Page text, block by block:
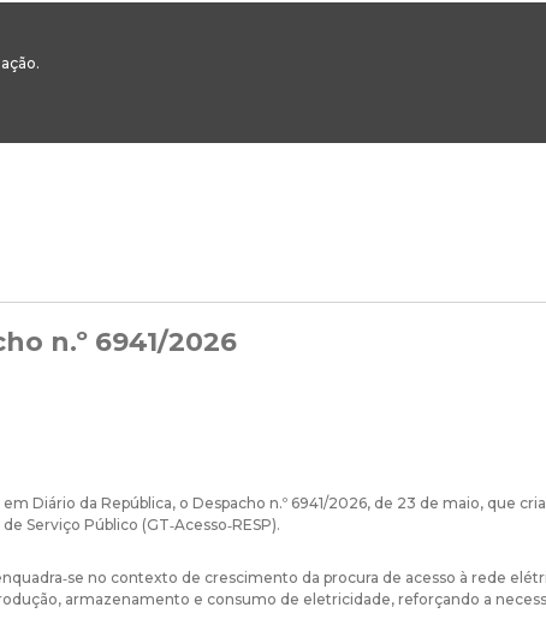
n.º 6941/2026
em Diário da República, o Despacho n.º 6941/2026, de 23 de maio, que
Serviço Público (GT‑Acesso‑RESP).
no contexto de crescimento da procura de acesso à rede
armazenamento e consumo de eletricidade, reforçando a